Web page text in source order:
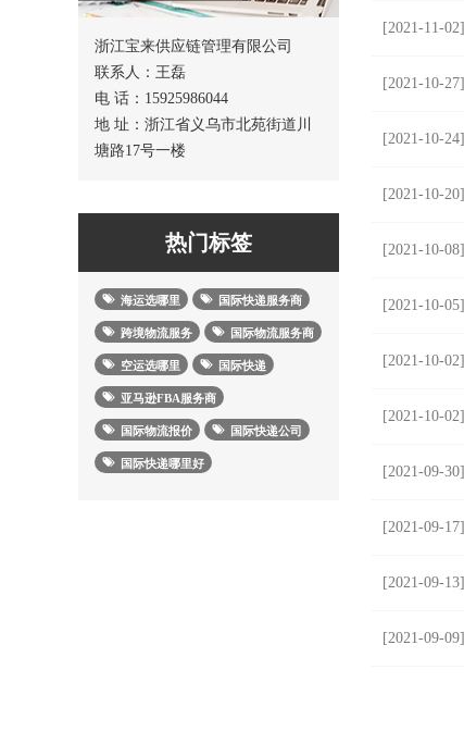
浙江宝来供应链管理有限公司
联系人：王磊
电 话：15925986044
地 址：浙江省义乌市北苑街道川
塘路17号一楼
热门标签
海运选哪里 国际快递服务商
跨境物流服务 国际物流服务商
空运选哪里 国际快递
亚马逊FBA服务商
国际物流报价 国际快递公司
国际快递哪里好
[2021-11-02]
[2021-10-27]
[2021-10-24]
[2021-10-20]
[2021-10-08]
[2021-10-05]
[2021-10-02]
[2021-10-02]
[2021-09-30]
[2021-09-17]
[2021-09-13]
[2021-09-09]